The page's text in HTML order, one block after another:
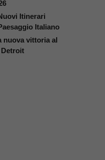
Itinerari
Italiano
nuova vittoria al
Detroit